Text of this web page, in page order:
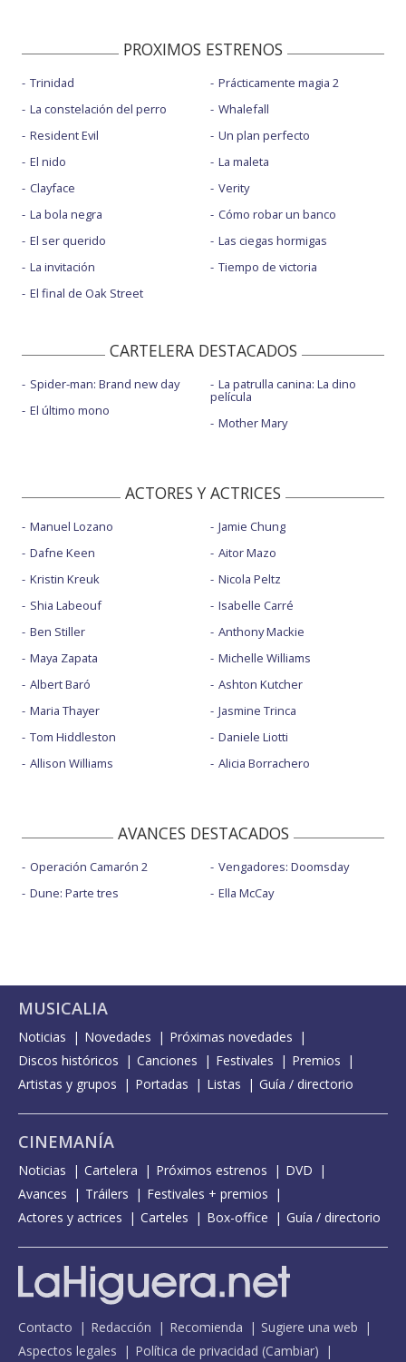
PROXIMOS ESTRENOS
Trinidad
La constelación del perro
Resident Evil
El nido
Clayface
La bola negra
El ser querido
La invitación
El final de Oak Street
Prácticamente magia 2
Whalefall
Un plan perfecto
La maleta
Verity
Cómo robar un banco
Las ciegas hormigas
Tiempo de victoria
CARTELERA DESTACADOS
Spider-man: Brand new day
El último mono
La patrulla canina: La dino
película
Mother Mary
ACTORES Y ACTRICES
Manuel Lozano
Dafne Keen
Kristin Kreuk
Shia Labeouf
Ben Stiller
Maya Zapata
Albert Baró
Maria Thayer
Tom Hiddleston
Allison Williams
Jamie Chung
Aitor Mazo
Nicola Peltz
Isabelle Carré
Anthony Mackie
Michelle Williams
Ashton Kutcher
Jasmine Trinca
Daniele Liotti
Alicia Borrachero
AVANCES DESTACADOS
Operación Camarón 2
Dune: Parte tres
Vengadores: Doomsday
Ella McCay
MUSICALIA
Noticias Novedades
Próximas novedades
Discos históricos
Canciones Festivales
Premios
Artistas y grupos
Portadas Listas Guía / directorio
CINEMANÍA
Noticias Cartelera Próximos estrenos
DVD
Avances
Tráilers
Festivales + premios
Actores y actrices
Carteles Box-office Guía / directorio
Contacto Redacción Recomienda
Sugiere una web
Aspectos legales
Política de privacidad (Cambiar)